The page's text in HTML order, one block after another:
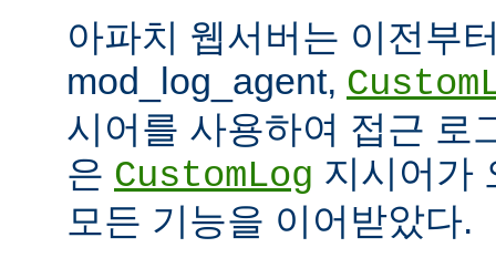
아파치 웹서버는 이전부
mod_log_agent,
시어를 사용하여 접근 로
은 CustomLog 지시어가
모든 기능을 이어받았다.